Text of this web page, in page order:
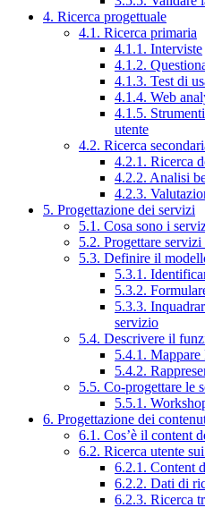
4. Ricerca progettuale
4.1. Ricerca primaria
4.1.1. Interviste
4.1.2.
4.1.3. Test di
4.1.4. Web
4.1.5.
utente
4.2. Ricerca
4.2.1. Ricerca
4.2.2. Analisi
4.2.3.
5. Progettazione dei servizi
5.1. Cosa sono i
5.2. Progettare
5.3. Definire il
5.3.1.
5.3.2.
5.3.3.
servizio
5.4. Descrivere il
5.4.1. Mappare
5.4.2.
5.5. Co-progettare le
5.5.1.
6. Progettazione dei
6.1. Cos’è il content
6.2. Ricerca utente
6.2.1. Content
6.2.2. Dati di
6.2.3. Ricerca